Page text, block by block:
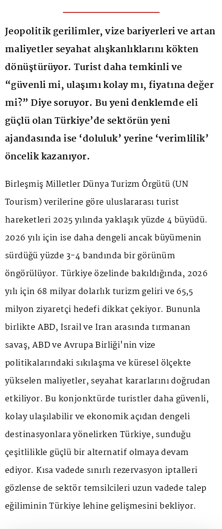
Jeopolitik gerilimler, vize bariyerleri ve artan
maliyetler seyahat alışkanlıklarını kökten
dönüştürüyor. Turist daha temkinli ve
“güvenli mi, ulaşımı kolay mı, fiyatına değer
mi?” Diye soruyor. Bu yeni denklemde eli
güçlü olan Türkiye’de sektörün yeni
ajandasında ise ‘doluluk’ yerine ‘verimlilik’
öncelik kazanıyor.
Birleşmiş Milletler Dünya Turizm Örgütü (UN
Tourism) verilerine göre uluslararası turist
hareketleri 2025 yılında yaklaşık yüzde 4 büyüdü.
2026 yılı için ise daha dengeli ancak büyümenin
sürdüğü yüzde 3-4 bandında bir görünüm
öngörülüyor. Türkiye özelinde bakıldığında, 2026
yılı için 68 milyar dolarlık turizm geliri ve 65,5
milyon ziyaretçi hedefi dikkat çekiyor. Bununla
birlikte ABD, İsrail ve İran arasında tırmanan
savaş, ABD ve Avrupa Birliği'nin vize
politikalarındaki sıkılaşma ve küresel ölçekte
yükselen maliyetler, seyahat kararlarını doğrudan
etkiliyor. Bu konjonktürde turistler daha güvenli,
kolay ulaşılabilir ve ekonomik açıdan dengeli
destinasyonlara yönelirken Türkiye, sunduğu
çeşitlilikle güçlü bir alternatif olmaya devam
ediyor. Kısa vadede sınırlı rezervasyon iptalleri
gözlense de sektör temsilcileri uzun vadede talep
eğiliminin Türkiye lehine gelişmesini bekliyor.